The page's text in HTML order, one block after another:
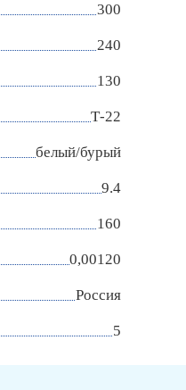
300
240
130
Т-22
белый/бурый
9.4
160
0,00120
Россия
5